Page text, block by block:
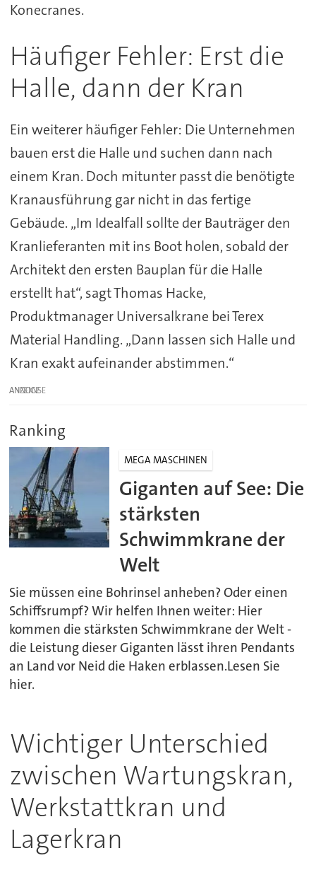
Konecranes.
Häufiger Fehler: Erst die
Halle, dann der Kran
Ein weiterer häufiger Fehler: Die Unternehmen
bauen erst die Halle und suchen dann nach
einem Kran. Doch mitunter passt die benötigte
Kranausführung gar nicht in das fertige
Gebäude. „Im Idealfall sollte der Bauträger den
Kranlieferanten mit ins Boot holen, sobald der
Architekt den ersten Bauplan für die Halle
erstellt hat“, sagt Thomas Hacke,
Produktmanager Universalkrane bei Terex
Material Handling. „Dann lassen sich Halle und
Kran exakt aufeinander abstimmen.“
ANZEIGE
Ranking
MEGA MASCHINEN
Giganten auf See: Die
stärksten
Schwimmkrane der
Welt
Sie müssen eine Bohrinsel anheben? Oder einen
Schiffsrumpf? Wir helfen Ihnen weiter: Hier
kommen die stärksten Schwimmkrane der Welt -
die Leistung dieser Giganten lässt ihren Pendants
an Land vor Neid die Haken erblassen.Lesen Sie
hier.
Wichtiger Unterschied
zwischen Wartungskran,
Werkstattkran und
Lagerkran